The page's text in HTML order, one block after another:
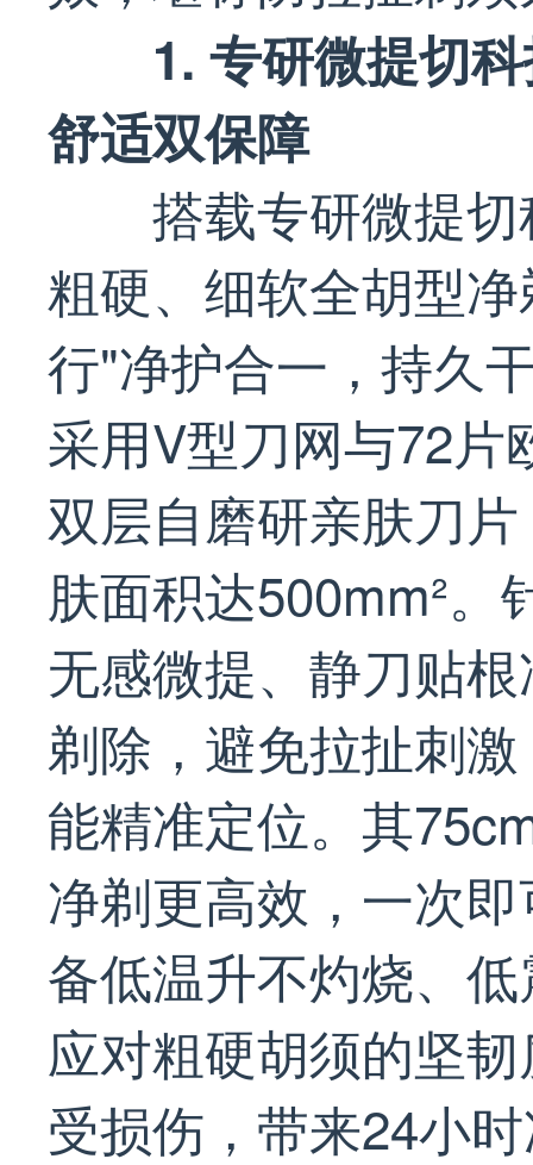
1. 专研微提切
舒适双保障
搭载专研微提
粗硬、细软全胡型
行"净护合一，持久
采用V型刀网与72片
双层自磨研亲肤刀
肤面积达500mm²
无感微提、静刀贴
剃除，避免拉扯刺
能精准定位。其
净剃更高效，一次
备低温升不灼烧、
应对粗硬胡须的坚
受损伤，带来24小